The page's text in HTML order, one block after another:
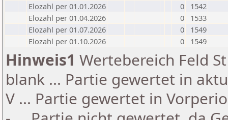
Elozahl per 01.01.2026
0
1542
Elozahl per 01.04.2026
0
1533
Elozahl per 01.07.2026
0
1549
Elozahl per 01.10.2026
0 1549
Hinweis1 Wertebereich Feld
blank ... Partie gewertet in
V ... Partie gewertet in